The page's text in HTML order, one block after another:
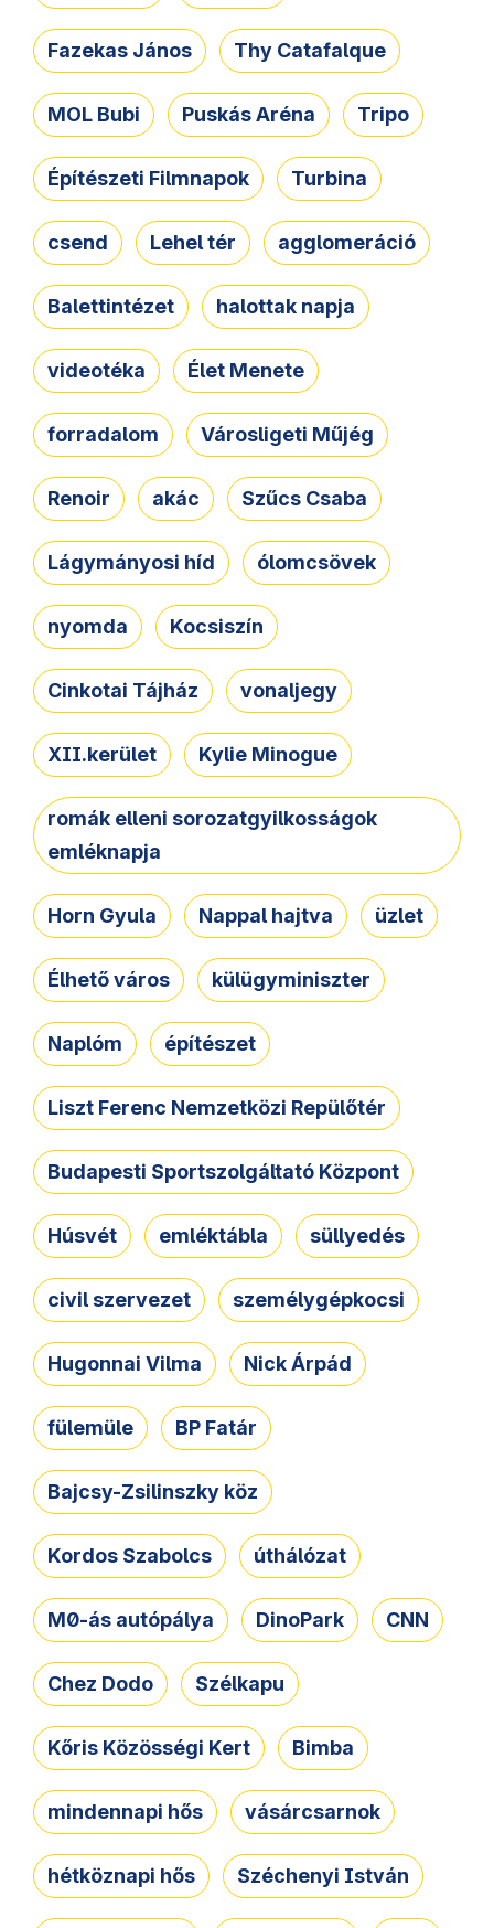
Fazekas János Thy Catafalque
MOL Bubi Puskás Aréna Tripo
Építészeti Filmnapok Turbina
csend Lehel tér agglomeráció
Balettintézet halottak napja
videotéka Élet Menete
forradalom Városligeti Műjég
Renoir akác Szűcs Csaba
Lágymányosi híd ólomcsövek
nyomda Kocsiszín
Cinkotai Tájház vonaljegy
XII.kerület Kylie Minogue
romák elleni sorozatgyilkosságok
emléknapja
Horn Gyula Nappal hajtva üzlet
Élhető város külügyminiszter
Naplóm építészet
Liszt Ferenc Nemzetközi Repülőtér
Budapesti Sportszolgáltató Központ
Húsvét emléktábla süllyedés
civil szervezet személygépkocsi
Hugonnai Vilma Nick Árpád
fülemüle BP Fatár
Bajcsy-Zsilinszky köz
Kordos Szabolcs úthálózat
M0-ás autópálya DinoPark CNN
Chez Dodo Szélkapu
Kőris Közösségi Kert Bimba
mindennapi hős vásárcsarnok
hétköznapi hős Széchenyi István